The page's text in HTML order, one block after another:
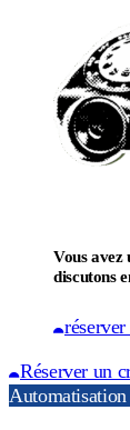
Vous avez
discutons
Réserver un
Automatisation